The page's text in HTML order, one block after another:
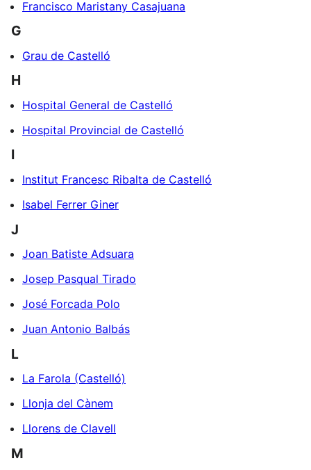
Francisco Maristany Casajuana
G
Grau de Castelló
H
Hospital General de Castelló
Hospital Provincial de Castelló
I
Institut Francesc Ribalta de Castelló
Isabel Ferrer Giner
J
Joan Batiste Adsuara
Josep Pasqual Tirado
José Forcada Polo
Juan Antonio Balbás
L
La Farola (Castelló)
Llonja del Cànem
Llorens de Clavell
M